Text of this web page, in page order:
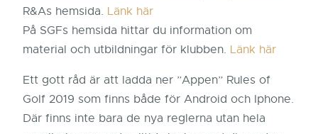
R&As hemsida. Länk här
På SGFs hemsida hittar du information om
material och utbildningar för klubben. Länk här
Ett gott råd är att ladda ner ”Appen” Rules of
Golf 2019 som finns både för Android och Iphone.
Där finns inte bara de nya reglerna utan hela